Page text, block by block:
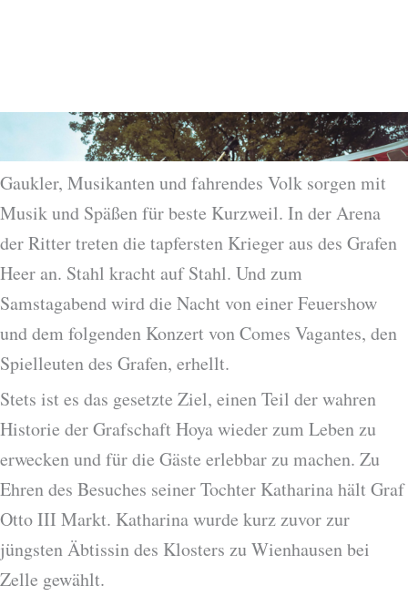
Gaukler, Musikanten und fahrendes Volk sorgen mit
Musik und Späßen für beste Kurzweil. In der Arena
der Ritter treten die tapfersten Krieger aus des Grafen
Heer an. Stahl kracht auf Stahl. Und zum
Samstagabend wird die Nacht von einer Feuershow
und dem folgenden Konzert von Comes Vagantes, den
Spielleuten des Grafen, erhellt.
Stets ist es das gesetzte Ziel, einen Teil der wahren
Historie der Grafschaft Hoya wieder zum Leben zu
erwecken und für die Gäste erlebbar zu machen. Zu
Ehren des Besuches seiner Tochter Katharina hält Graf
Otto III Markt. Katharina wurde kurz zuvor zur
jüngsten Äbtissin des Klosters zu Wienhausen bei
Zelle gewählt.